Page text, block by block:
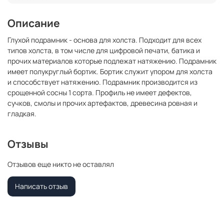
Описание
Глухой подрамник - основа для холста. Подходит для всех
типов холста, в том числе для цифровой печати, батика и
прочих материалов которые подлежат натяжению. Подрамник
имеет полукруглый бортик. Бортик служит упором для холста
и способствует натяжению. Подрамник производится из
срощенной сосны 1 сорта. Профиль не имеет дефектов,
сучков, смолы и прочих артефактов, древесина ровная и
гладкая.
Отзывы
Отзывов еще никто не оставлял
Написать отзыв